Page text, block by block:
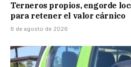
Terneros propios, engorde
para retener el valor cárnico
6 de agosto de 2026